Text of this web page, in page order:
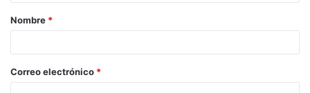
Nombre *
Correo electrónico *